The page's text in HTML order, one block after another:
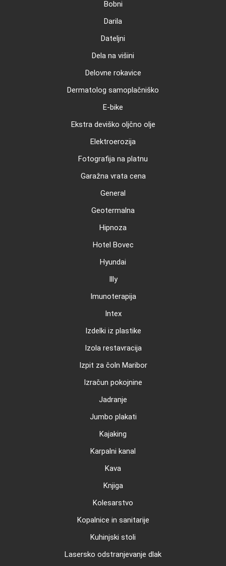
Bobni
Darila
Dateljni
Dela na višini
Delovne rokavice
Dermatolog samoplačniško
E-bike
Ekstra deviško oljčno olje
Elektroerozija
Fotografija na platnu
Garažna vrata cena
General
Geotermalna
Hipnoza
Hotel Bovec
Hyundai
Illy
Imunoterapija
Intex
Izdelki iz plastike
Izola restavracija
Izpit za čoln Maribor
Izračun pokojnine
Jadranje
Jumbo plakati
Kajaking
Karpalni kanal
Kava
Knjiga
Kolesarstvo
Kopalnice in sanitarije
Kuhinjski stoli
Lasersko odstranjevanje dlak